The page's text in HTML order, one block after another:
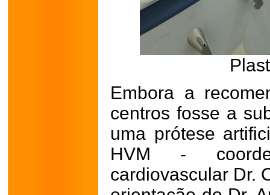
Embora a
centros fosse a
uma prótese
HVM -
cardiovascular Dr.